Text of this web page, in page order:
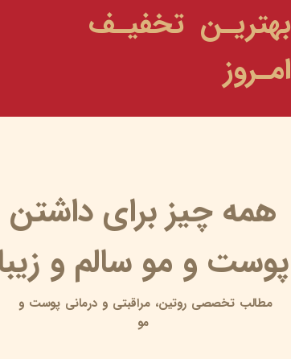
بهتریـن تخفیـف
امـروز
همه چیز برای داشتن
پوست و مو سالم و
مطالب تخصصی روتین،مراقبتی و درمانی پوست و
مو